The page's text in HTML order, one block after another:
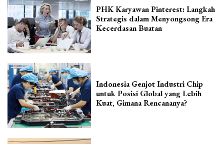
PHK Karyawan Pinterest: Langkah
Strategis dalam Menyongsong Era
Kecerdasan Buatan
Indonesia Genjot Industri Chip
untuk Posisi Global yang Lebih
Kuat, Gimana Rencananya?